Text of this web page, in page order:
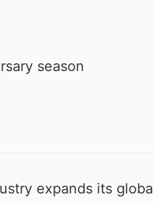
season
expands its